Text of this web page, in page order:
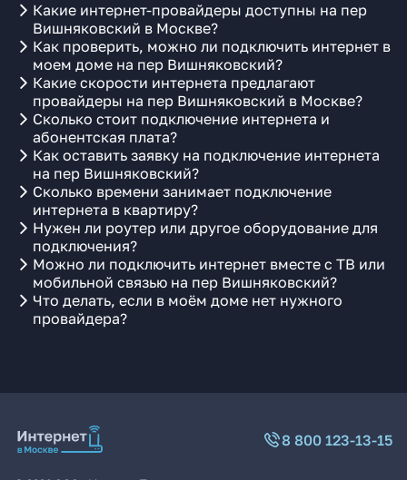
Какие интернет-провайдеры доступны на пер
Вишняковский в Москве?
Как проверить, можно ли подключить интернет в
моем доме на пер Вишняковский?
Какие скорости интернета предлагают
провайдеры на пер Вишняковский в Москве?
Сколько стоит подключение интернета и
абонентская плата?
Как оставить заявку на подключение интернета
на пер Вишняковский?
Сколько времени занимает подключение
интернета в квартиру?
Нужен ли роутер или другое оборудование для
подключения?
Можно ли подключить интернет вместе с ТВ или
мобильной связью на пер Вишняковский?
Что делать, если в моём доме нет нужного
провайдера?
8 800 123-13-15